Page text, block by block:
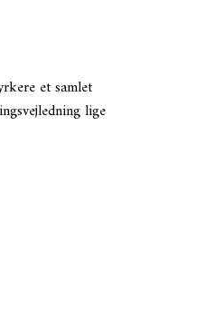
et samlet
lige